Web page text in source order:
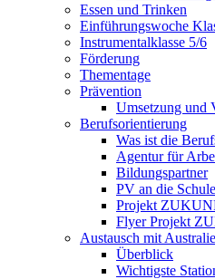
Essen und Trinken
Einführungswoche
Instrumentalklasse 5/6
Förderung
Thementage
Prävention
Umsetzung und
Berufsorientierung
Was ist die
Agentur für
Bildungspartner
PV an die Schule
Projekt
Flyer Projekt
Austausch mit
Überblick
Wichtigste